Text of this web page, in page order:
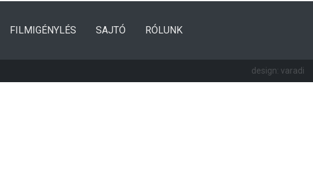
FILMIGÉNYLÉS SAJTÓ RÓLUNK
design: varadi